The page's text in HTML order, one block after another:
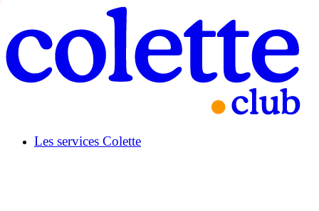
Les services Colette